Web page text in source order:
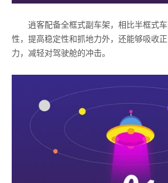
逍客配备全框式副车架，相比半框式
性，提高稳定性和抓地力外，还能够吸收
力，减轻对驾驶舱的冲击。